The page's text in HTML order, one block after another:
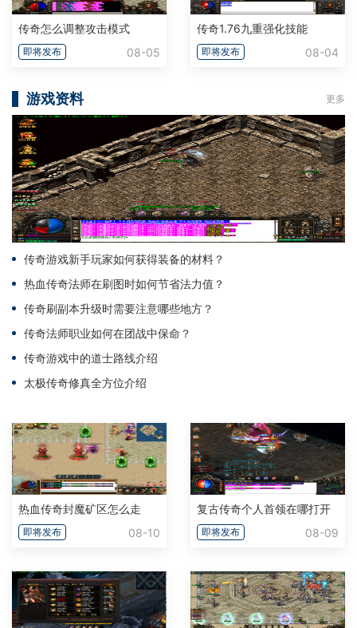
传奇怎么调整攻击模式
即将发布 08-05
传奇1.76九重强化技能
即将发布 08-04
游戏资料 更多
传奇游戏新手玩家如何获得装备的材料？
热血传奇法师在刷图时如何节省法力值？
传奇刷副本升级时需要注意哪些地方？
传奇法师职业如何在团战中保命？
传奇游戏中的道士路线介绍
太极传奇修真全方位介绍
热血传奇封魔矿区怎么走
即将发布 08-10
复古传奇个人首领在哪打开
即将发布 08-09